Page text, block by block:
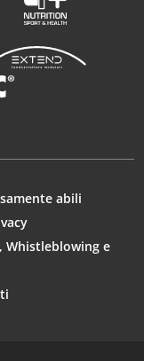
abili
Whistleblowing e